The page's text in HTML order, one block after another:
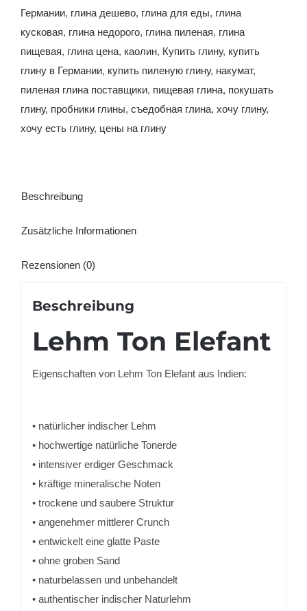
Германии, глина дешево, глина для еды, глина
кусковая, глина недорого, глина пиленая, глина
пищевая, глина цена, каолин, Купить глину, купить
глину в Германии, купить пиленую глину, накумат,
пиленая глина поставщики, пищевая глина, покушать
глину, пробники глины, съедобная глина, хочу глину,
хочу есть глину, цены на глину
Beschreibung
Zusätzliche Informationen
Rezensionen (0)
Beschreibung
Lehm Ton Elefant
Eigenschaften von Lehm Ton Elefant aus Indien:
• natürlicher indischer Lehm
• hochwertige natürliche Tonerde
• intensiver erdiger Geschmack
• kräftige mineralische Noten
• trockene und saubere Struktur
• angenehmer mittlerer Crunch
• entwickelt eine glatte Paste
• ohne groben Sand
• naturbelassen und unbehandelt
• authentischer indischer Naturlehm